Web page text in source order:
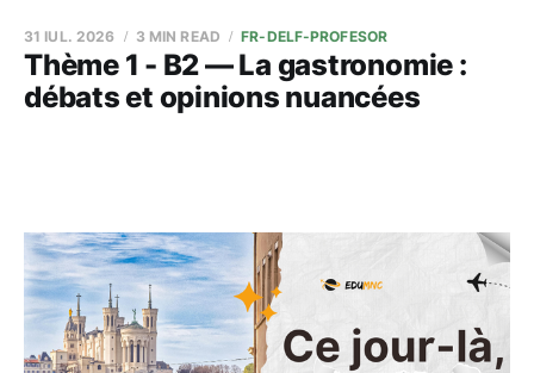
Thème 1 - B2 — La gastronomie :
débats et opinions nuancées
31 IUL. 2026 3 MIN READ FR-DELF-PROFESOR